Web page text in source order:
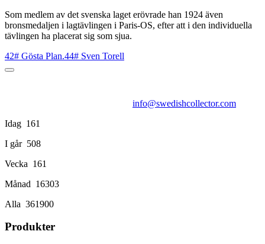
Som medlem av det svenska laget erövrade han 1924 även
bronsmedaljen i lagtävlingen i Paris-OS, efter att i den individuella
tävlingen ha placerat sig som sjua.
42# Gösta Plan.44# Sven Torell
info@swedishcollector.com
Idag 161
I går 508
Vecka 161
Månad 16303
Alla 361900
Produkter